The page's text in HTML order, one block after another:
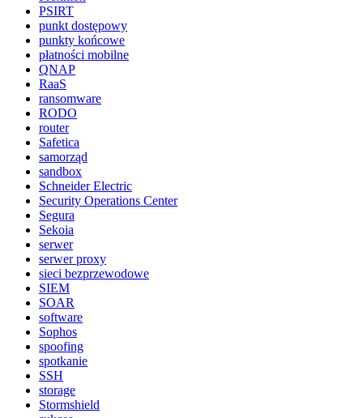
PSIRT
punkt dostępowy
punkty końcowe
płatności mobilne
QNAP
RaaS
ransomware
RODO
router
Safetica
samorząd
sandbox
Schneider Electric
Security Operations Center
Segura
Sekoia
serwer
serwer proxy
sieci bezprzewodowe
SIEM
SOAR
software
Sophos
spoofing
spotkanie
SSH
storage
Stormshield